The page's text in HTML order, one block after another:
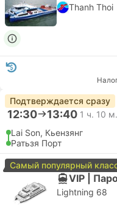
Thanh Thoi
Подтверждается сразу
12:30 13:40 1 ч. 10 м.
Lai Son, Кьензянг
Ратьзя Порт
Самый популярный
VIP |
Lightning 68